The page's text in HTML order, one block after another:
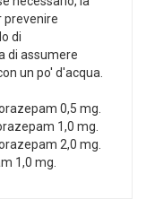
prevenire
di
di assumere
un po' d'acqua.
0,5 mg.
1,0 mg.
2,0 mg.
1,0 mg.